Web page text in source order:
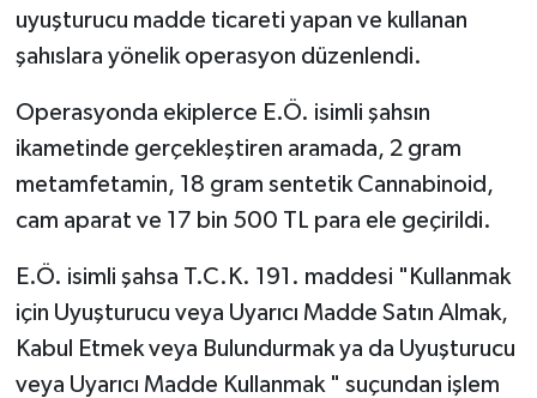
uyuşturucu madde ticareti yapan ve kullanan
şahıslara yönelik operasyon düzenlendi.
Operasyonda ekiplerce E.Ö. isimli şahsın
ikametinde gerçekleştiren aramada, 2 gram
metamfetamin, 18 gram sentetik Cannabinoid,
cam aparat ve 17 bin 500 TL para ele geçirildi.
E.Ö. isimli şahsa T.C.K. 191. maddesi "Kullanmak
için Uyuşturucu veya Uyarıcı Madde Satın Almak,
Kabul Etmek veya Bulundurmak ya da Uyuşturucu
veya Uyarıcı Madde Kullanmak " suçundan işlem